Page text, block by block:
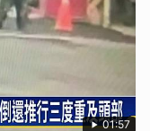
01:57